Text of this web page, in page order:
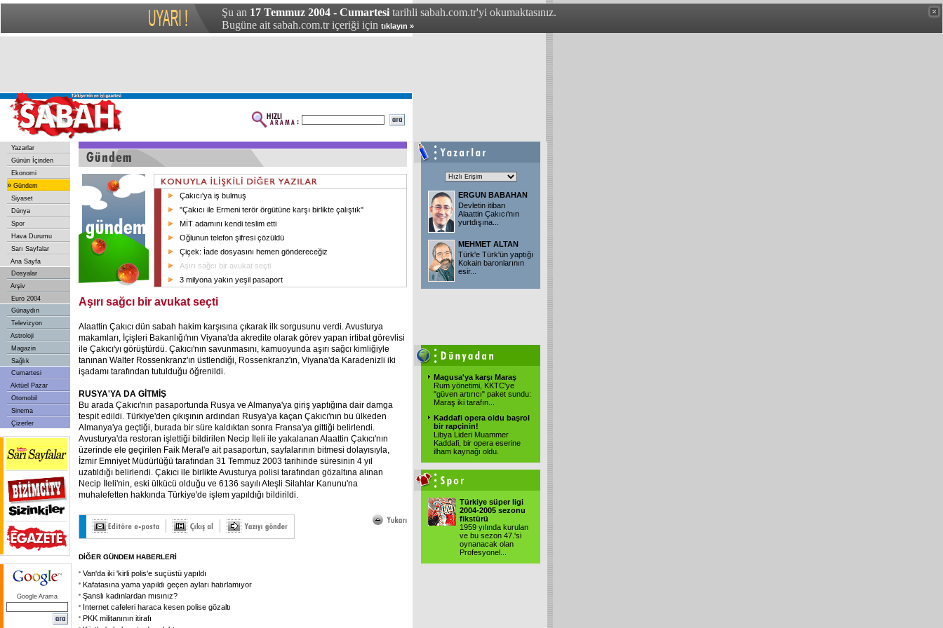
Şu an 17 Temmuz 2004 - Cumartesi tarihli sabah.com.tr'yi okumaktasınız.
Bugüne ait sabah.com.tr içeriği için tıklayın »
Yazarlar
Günün İçinden
Ekonomi
» Gündem
Siyaset
Dünya
Spor
Hava Durumu
Sarı Sayfalar
Ana Sayfa
Dosyalar
Arşiv
Euro 2004
Günaydın
Televizyon
Astroloji
Magazin
Sağlık
Cumartesi
Aktüel Pazar
Otomobil
Sinema
Çizerler
Google Arama
Çakıcı'ya iş bulmuş
"Çakıcı ile Ermeni terör örgütüne karşı birlikte çalıştık"
MİT adamını kendi teslim etti
Oğlunun telefon şifresi çözüldü
Çiçek: İade dosyasını hemen göndereceğiz
Aşırı sağcı bir avukat seçti
3 milyona yakın yeşil pasaport
Aşırı sağcı bir avukat seçti
Alaattin Çakıcı dün sabah hakim karşısına çıkarak ilk sorgusunu verdi. Avusturya
makamları, İçişleri Bakanlığı'nın Viyana'da akredite olarak görev yapan irtibat görevlisi
ile Çakıcı'yı görüştürdü. Çakıcı'nın savunmasını, kamuoyunda aşırı sağcı kimliğiyle
tanınan Walter Rossenkranz'ın üstlendiği, Rossenkranz'ın, Viyana'da Karadenizli iki
işadamı tarafından tutulduğu öğrenildi.
RUSYA'YA DA GİTMİŞ
Bu arada Çakıcı'nın pasaportunda Rusya ve Almanya'ya giriş yaptığına dair damga
tespit edildi. Türkiye'den çıkışının ardından Rusya'ya kaçan Çakıcı'nın bu ülkeden
Almanya'ya geçtiği, burada bir süre kaldıktan sonra Fransa'ya gittiği belirlendi.
Avusturya'da restoran işlettiği bildirilen Necip İleli ile yakalanan Alaattin Çakıcı'nın
üzerinde ele geçirilen Faik Meral'e ait pasaportun, sayfalarının bitmesi dolayısıyla,
İzmir Emniyet Müdürlüğü tarafından 31 Temmuz 2003 tarihinde süresinin 4 yıl
uzatıldığı belirlendi. Çakıcı ile birlikte Avusturya polisi tarafından gözaltına alınan
Necip İleli'nin, eski ülkücü olduğu ve 6136 sayılı Ateşli Silahlar Kanunu'na
muhalefetten hakkında Türkiye'de işlem yapıldığı bildirildi.
DİĞER GÜNDEM HABERLERİ
Van'da iki 'kirli polis'e suçüstü yapıldı
Kafatasına yama yapıldı geçen ayları hatırlamıyor
Şanslı kadınlardan mısınız?
Internet cafeleri haraca kesen polise gözaltı
PKK militanının itirafı
ERGUN BABAHAN
Devletin itibarı
Alaattin Çakıcı'nın
yurtdışına
MEHMET ALTAN
Türk'e Türk'ün yaptığı
Kokain baronlarının
esir...
Magusa'ya karşı Maraş
Rum yönetimi, KKTC'ye
"güven artırıcı" paket sundu:
Maraş iki tarafın
Kaddafi opera oldu başrol
bir rapçinin!
Libya Lideri Muammer
Kaddafi, bir opera eserine
ilham kaynağı oldu.
Türkiye süper ligi
2004-2005 sezonu
fikstürü
1959 yılında kurulan
ve bu sezon 47.'si
oynanacak olan
Profesyonel